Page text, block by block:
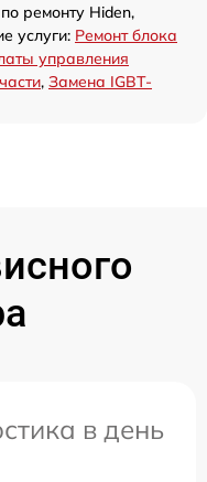
ремонту Hiden,
услуги: Ремонт блока
управления
, Замена IGBT-
в день